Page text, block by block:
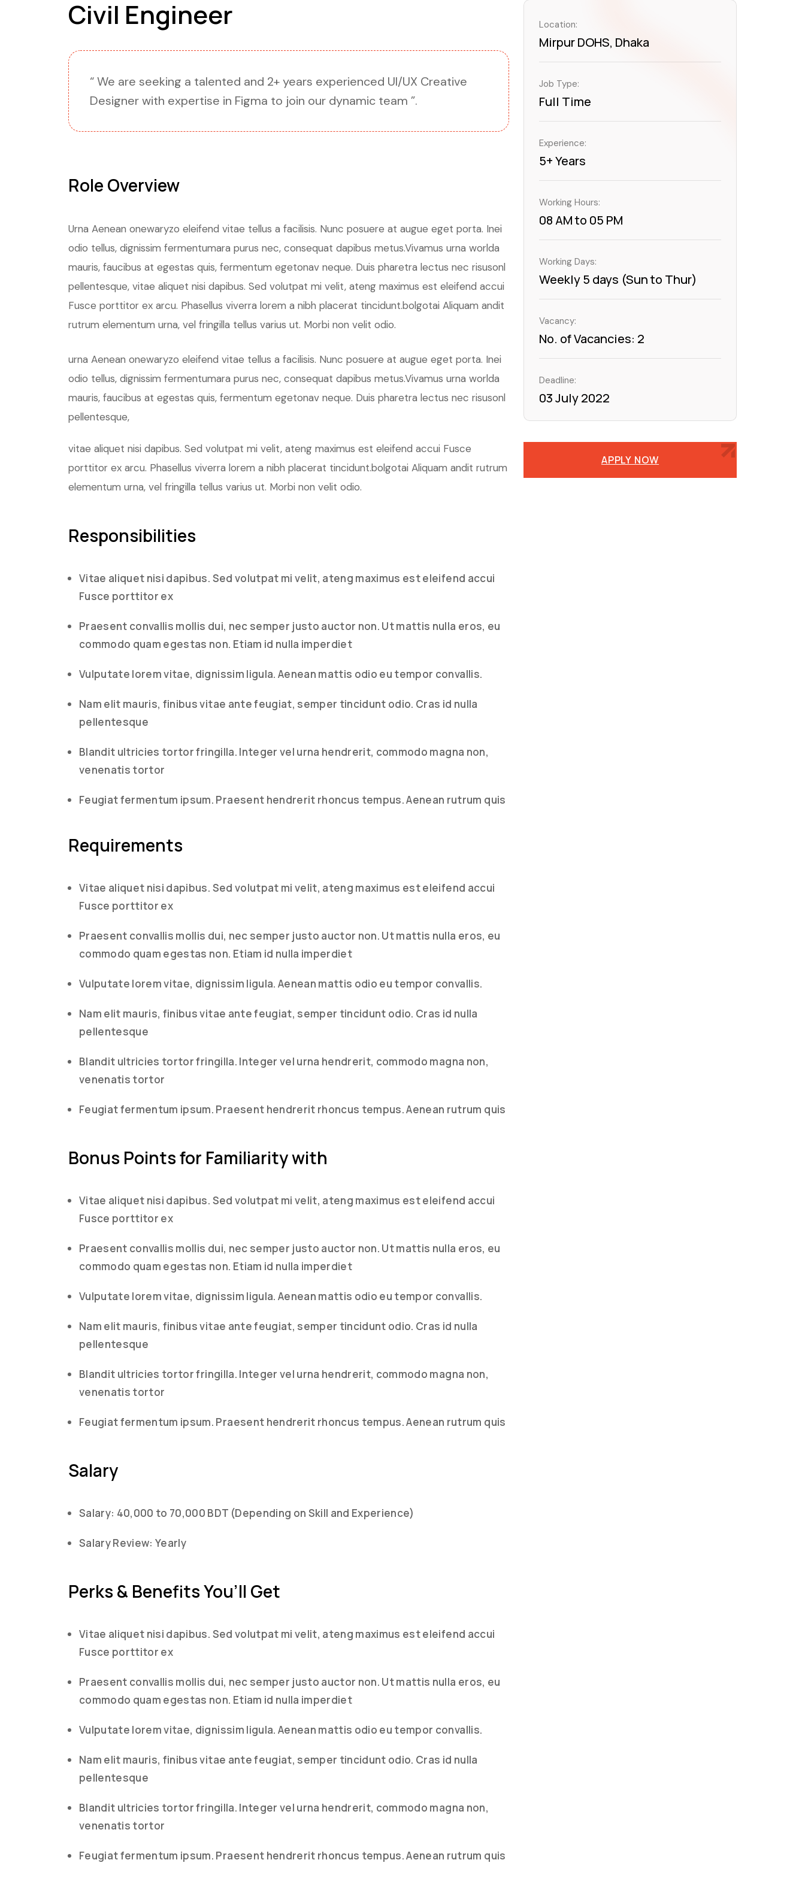
Civil Engineer
“ We are seeking a talented and 2+ years experienced UI/UX Creative
Designer with expertise in Figma to join our dynamic team ”.
Role Overview
Urna Aenean onewaryzo eleifend vitae tellus a facilisis. Nunc posuere at augue eget porta. Inei
odio tellus, dignissim fermentumara purus nec, consequat dapibus metus.Vivamus urna worlda
mauris, faucibus at egestas quis, fermentum egetonav neque. Duis pharetra lectus nec risusonl
pellentesque, vitae aliquet nisi dapibus. Sed volutpat mi velit, ateng maximus est eleifend accui
Fusce porttitor ex arcu. Phasellus viverra lorem a nibh placerat tincidunt.bolgotai Aliquam andit
rutrum elementum urna, vel fringilla tellus varius ut. Morbi non velit odio.
urna Aenean onewaryzo eleifend vitae tellus a facilisis. Nunc posuere at augue eget porta. Inei
odio tellus, dignissim fermentumara purus nec, consequat dapibus metus.Vivamus urna worlda
mauris, faucibus at egestas quis, fermentum egetonav neque. Duis pharetra lectus nec risusonl
pellentesque,
vitae aliquet nisi dapibus. Sed volutpat mi velit, ateng maximus est eleifend accui Fusce
porttitor ex arcu. Phasellus viverra lorem a nibh placerat tincidunt.bolgotai Aliquam andit rutrum
elementum urna, vel fringilla tellus varius ut. Morbi non velit odio.
Responsibilities
Vitae aliquet nisi dapibus. Sed volutpat mi velit, ateng maximus est eleifend accui
Fusce porttitor ex
Praesent convallis mollis dui, nec semper justo auctor non. Ut mattis nulla eros, eu
commodo quam egestas non. Etiam id nulla imperdiet
Vulputate lorem vitae, dignissim ligula. Aenean mattis odio eu tempor convallis.
Nam elit mauris, finibus vitae ante feugiat, semper tincidunt odio. Cras id nulla
pellentesque
Blandit ultricies tortor fringilla. Integer vel urna hendrerit, commodo magna non,
venenatis tortor
Feugiat fermentum ipsum. Praesent hendrerit rhoncus tempus. Aenean rutrum quis
Requirements
Vitae aliquet nisi dapibus. Sed volutpat mi velit, ateng maximus est eleifend accui
Fusce porttitor ex
Praesent convallis mollis dui, nec semper justo auctor non. Ut mattis nulla eros, eu
commodo quam egestas non. Etiam id nulla imperdiet
Vulputate lorem vitae, dignissim ligula. Aenean mattis odio eu tempor convallis.
Nam elit mauris, finibus vitae ante feugiat, semper tincidunt odio. Cras id nulla
pellentesque
Blandit ultricies tortor fringilla. Integer vel urna hendrerit, commodo magna non,
venenatis tortor
Feugiat fermentum ipsum. Praesent hendrerit rhoncus tempus. Aenean rutrum quis
Bonus Points for Familiarity with
Vitae aliquet nisi dapibus. Sed volutpat mi velit, ateng maximus est eleifend accui
Fusce porttitor ex
Praesent convallis mollis dui, nec semper justo auctor non. Ut mattis nulla eros, eu
commodo quam egestas non. Etiam id nulla imperdiet
Vulputate lorem vitae, dignissim ligula. Aenean mattis odio eu tempor convallis.
Nam elit mauris, finibus vitae ante feugiat, semper tincidunt odio. Cras id nulla
pellentesque
Blandit ultricies tortor fringilla. Integer vel urna hendrerit, commodo magna non,
venenatis tortor
Feugiat fermentum ipsum. Praesent hendrerit rhoncus tempus. Aenean rutrum quis
Salary
Salary: 40,000 to 70,000 BDT (Depending on Skill and Experience)
Salary Review: Yearly
Perks & Benefits You’ll Get
Vitae aliquet nisi dapibus. Sed volutpat mi velit, ateng maximus est eleifend accui
Fusce porttitor ex
Praesent convallis mollis dui, nec semper justo auctor non. Ut mattis nulla eros, eu
commodo quam egestas non. Etiam id nulla imperdiet
Vulputate lorem vitae, dignissim ligula. Aenean mattis odio eu tempor convallis.
Nam elit mauris, finibus vitae ante feugiat, semper tincidunt odio. Cras id nulla
pellentesque
Blandit ultricies tortor fringilla. Integer vel urna hendrerit, commodo magna non,
venenatis tortor
Feugiat fermentum ipsum. Praesent hendrerit rhoncus tempus. Aenean rutrum quis
Location:
Mirpur DOHS, Dhaka
Job Type:
Full Time
Experience:
5+ Years
Working Hours:
08 AM to 05 PM
Working Days:
Weekly 5 days (Sun to Thur)
Vacancy:
No. of Vacancies: 2
Deadline:
03 July 2022
APPLY NOW